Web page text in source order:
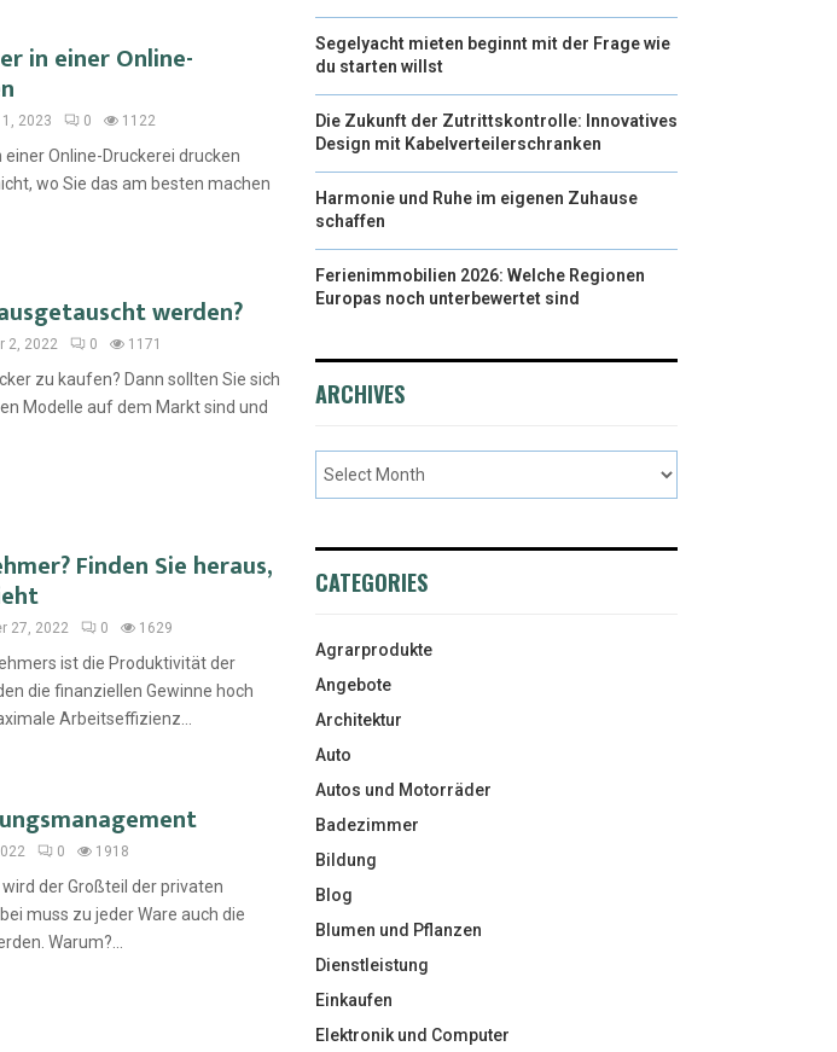
in einer Online-
2023 0 1122
Online-Druckerei drucken
wo Sie das am besten machen
werden?
2, 2022 0 1171
zu kaufen? Dann sollten Sie sich
Modelle auf dem Markt sind und
Finden Sie heraus,
27, 2022 0 1629
ist die Produktivität der
die finanziellen Gewinne hoch
Arbeitseffizienz...
0 1918
der Großteil der privaten
muss zu jeder Ware auch die
Warum?...
Segelyacht mieten beginnt mit der Frage wie
du starten willst
Die Zukunft der Zutrittskontrolle: Innovatives
Design mit Kabelverteilerschranken
Harmonie und Ruhe im eigenen Zuhause
schaffen
Ferienimmobilien 2026: Welche Regionen
Europas noch unterbewertet sind
ARCHIVES
CATEGORIES
Agrarprodukte
Angebote
Architektur
Auto
Autos und Motorräder
Badezimmer
Bildung
Blog
Blumen und Pflanzen
Dienstleistung
Einkaufen
Elektronik und Computer